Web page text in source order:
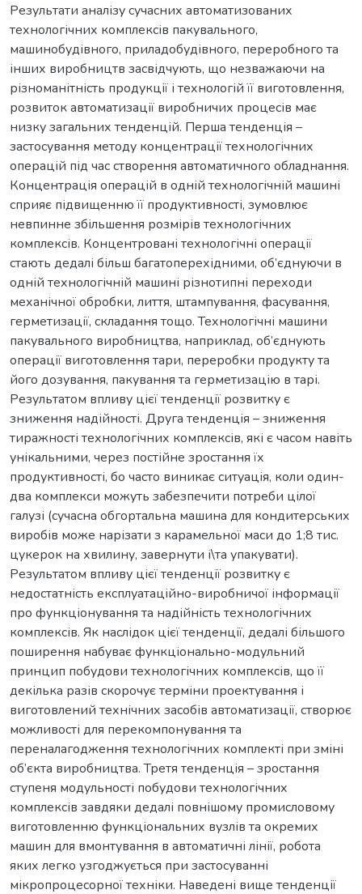
Результати аналізу сучасних автоматизованих
технологічних комплексів пакувального,
машинобудівного, приладобудівного, переробного та
інших виробництв засвідчують, що незважаючи на
різноманітність продукції і технологій її виготовлення,
розвиток автоматизації виробничих процесів має
низку загальних тенденцій. Перша тенденція –
застосування методу концентрації технологічних
операцій під час створення автоматичного обладнання.
Концентрація операцій в одній технологічній машині
сприяє підвищенню її продуктивності, зумовлює
невпинне збільшення розмірів технологічних
комплексів. Концентровані технологічні операції
стають дедалі більш багатоперехідними, об’єднуючи в
одній технологічній машині різнотипні переходи
механічної обробки, лиття, штампування, фасування,
герметизації, складання тощо. Технологічні машини
пакувального виробництва, наприклад, об’єднують
операції виготовлення тари, переробки продукту та
його дозування, пакування та герметизацію в тарі.
Результатом впливу цієї тенденції розвитку є
зниження надійності. Друга тенденція – зниження
тиражності технологічних комплексів, які є часом навіть
унікальними, через постійне зростання їх
продуктивності, бо часто виникає ситуація, коли один-
два комплекси можуть забезпечити потреби цілої
галузі (сучасна обгортальна машина для кондитерських
виробів може нарізати з карамельної маси до 1;8 тис.
цукерок на хвилину, завернути і\та упакувати).
Результатом впливу цієї тенденції розвитку є
недостатність експлуатаційно-виробничої інформації
про функціонування та надійність технологічних
комплексів. Як наслідок цієї тенденції, дедалі більшого
поширення набуває функціонально-модульний
принцип побудови технологічних комплексів, що її
декілька разів скорочує терміни проектування і
виготовлений технічних засобів автоматизації, створює
можливості для перекомпонування та
переналагодження технологічних комплекті при зміні
об’єкта виробництва. Третя тенденція – зростання
ступеня модульності побудови технологічних
комплексів завдяки дедалі повнішому промисловому
виготовленню функціональних вузлів та окремих
машин для вмонтування в автоматичні лінії, робота
яких легко узгоджується при застосуванні
мікропроцесорної техніки. Наведені вище тенденції